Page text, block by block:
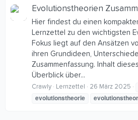
Evolutionstheorien
Hier findest du einen
Lernzettel zu den wichtigsten
Fokus liegt auf den Ansätzen
ihren Grundideen,
Zusammenfassung. Inhalt
Überblick über...
Crawly Lernzettel 26 März 2025
evolutionstheorie